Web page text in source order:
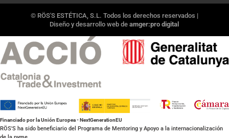
© RÖS'S ESTÉTICA, S.L. Todos los derechos reservados |
Diseño y desarrollo web deamger:pro digital
Financiado por la Unión Europea - NextGenerationEU
RÖS'S ha sido beneficiario del Programa de Mentoring y Apoyo a la internacionalización